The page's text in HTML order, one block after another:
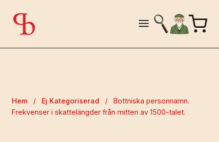
Hem / Ej Kategoriserad /
Bottniska personnamn.
Frekvenser i skattelängder från mitten av 1500-talet.